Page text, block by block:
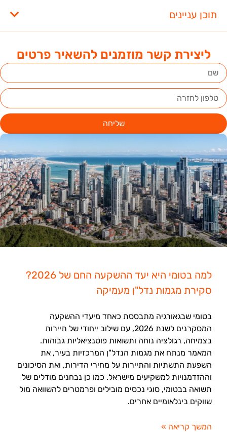
ליצירת קשר מוזמנים להשאיר פרטים
שליחה
למה בטומי היא יעד ההשקעה החם של 2026?
סקירת מגמות נדל"ן מעמיקה
בטומי שבגאורגיה מתבססת כאחד מיעדי ההשקעה
המסקרנים לשנת 2026, עם שילוב ייחודי של תיירות
בצמיחה, רגולציה נוחה ותשואות פוטנציאליות גבוהות.
המאמר מנתח את מגמות הנדל"ן המרכזיות בעיר, את
השפעת התשתיות והתיירות על מחירי הדירות, ואת הסיכונים
וההזדמנויות למשקיעים מישראל. כמו כן נבחנים מודלים של
תשואה בבטומי, סוגי נכסים מובילים ופרמטרים להשוואה מול
שווקים בינלאומיים אחרים.
המשך קריאה »
תוכן עניינים